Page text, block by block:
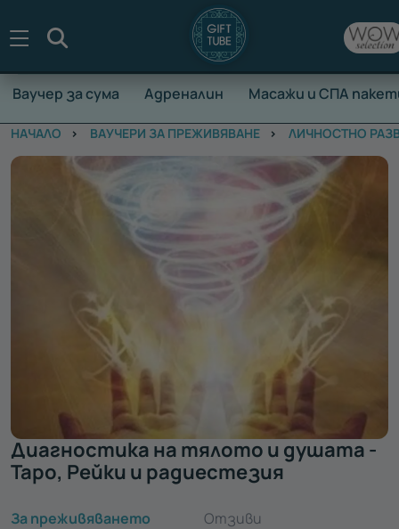
Ваучер за сума Адреналин Масажи и СПА
НАЧАЛО ВАУЧЕРИ ЗА ПРЕЖИВЯВАНЕ ЛИЧНОСТНО
Диагностика на тялото и душата -
Таро, Рейки и радиестезия
За преживяването Отзиви